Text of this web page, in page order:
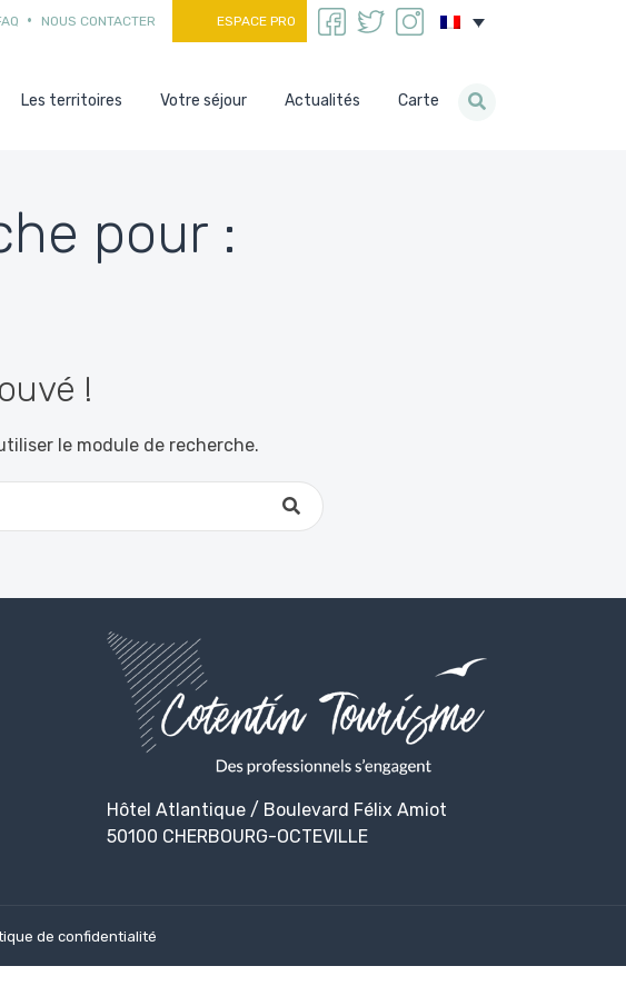
NOUS CONTACTER ESPACE PRO
Les territoires Votre séjour Actualités Carte
pour :
!
le module de recherche.
Hôtel Atlantique / Boulevard Félix Amiot
50100 CHERBOURG-OCTEVILLE
de confidentialité